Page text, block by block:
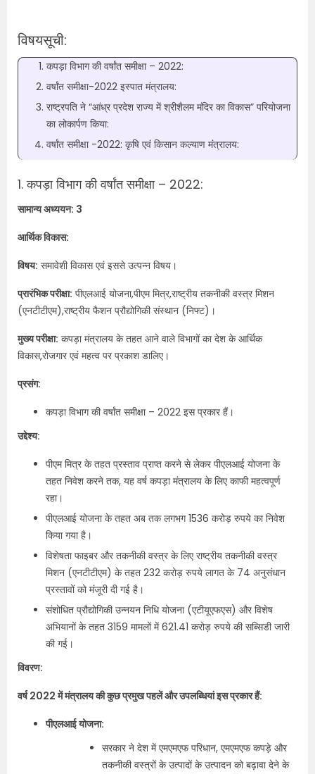
विषयसूची:
कपड़ा विभाग की वर्षांत समीक्षा – 2022:
वर्षांत समीक्षा-2022 इस्पात मंत्रालय:
राष्ट्रपति ने “आंध्र प्रदेश राज्य में श्रीशैलम मंदिर का विकास” परियोजना
का लोकार्पण किया:
वर्षांत समीक्षा -2022: कृषि एवं किसान कल्याण मंत्रालय:
1. कपड़ा विभाग की वर्षांत समीक्षा – 2022:
सामान्य अध्ययन: 3
आर्थिक विकास:
विषय: समावेशी विकास एवं इससे उत्पन्न विषय।
प्रारंभिक परीक्षा: पीएलआई योजना,पीएम मित्र,राष्ट्रीय तकनीकी वस्त्र मिशन
(एनटीटीएम),राष्ट्रीय फैशन प्रौद्योगिकी संस्थान (निफ्ट)।
मुख्य परीक्षा: कपड़ा मंत्रालय के तहत आने वाले विभागों का देश के आर्थिक
विकास,रोजगार एवं महत्व पर प्रकाश डालिए।
प्रसंग:
कपड़ा विभाग की वर्षांत समीक्षा – 2022 इस प्रकार हैं।
उद्देश्य:
पीएम मित्र के तहत प्रस्ताव प्राप्त करने से लेकर पीएलआई योजना के
तहत निवेश करने तक, यह वर्ष कपड़ा मंत्रालय के लिए काफी महत्वपूर्ण
रहा।
पीएलआई योजना के तहत अब तक लगभग 1536 करोड़ रुपये का निवेश
किया गया है।
विशेषता फाइबर और तकनीकी वस्त्र के लिए राष्ट्रीय तकनीकी वस्त्र
मिशन (एनटीटीएम) के तहत 232 करोड़ रुपये लागत के 74 अनुसंधान
प्रस्तावों को मंजूरी दी गई है।
संशोधित प्रौद्योगिकी उन्नयन निधि योजना (एटीयूएफएस) और विशेष
अभियानों के तहत 3159 मामलों में 621.41 करोड़ रुपये की सब्सिडी जारी
की गई।
विवरण:
वर्ष 2022 में मंत्रालय की कुछ प्रमुख पहलें और उपलब्धियां इस प्रकार हैं:
पीएलआई योजना:
सरकार ने देश में एमएमएफ परिधान, एमएमएफ कपड़े और
तकनीकी वस्त्रों के उत्पादों के उत्पादन को बढ़ावा देने के